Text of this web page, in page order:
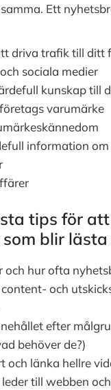
Ett
driva trafik till ditt
sociala medier
kunskap till
varumärke
information om
tips för
blir lästa
och hur ofta
och
efter
behöver de?)
och länka hellre
till webben